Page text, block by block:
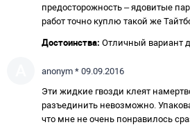
предосторожность – ядовитые
работ точно куплю такой же
Достоинства: Отличный вариант
anonym * 09.09.2016
Эти жидкие гвозди клеят
разъединить невозможно.
что мне не очень понравилось